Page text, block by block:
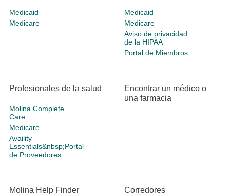
Medicaid
Medicare
Medicaid
Medicare
Aviso de privacidad
de la HIPAA
Portal de Miembros
Profesionales de la salud
Molina Complete
Care
Medicare
Availity
Essentials&nbsp;Portal
de Proveedores
Encontrar un médico o
una farmacia
Molina Help Finder Corredores